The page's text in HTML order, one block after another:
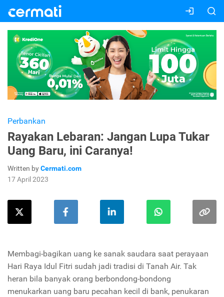
Perbankan
Rayakan Lebaran: Jangan Lupa Tukar
Uang Baru, ini Caranya!
Written byCermati.com
17 April 2023
Membagi-bagikan uang ke sanak saudara saat perayaan
Hari Raya Idul Fitri sudah jadi tradisi di Tanah Air. Tak
heran bila banyak orang berbondong-bondong
menukarkan uang baru pecahan kecil di bank, penukaran